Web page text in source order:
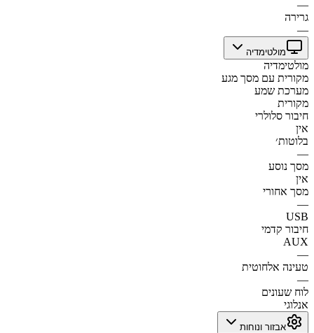
—
גרירה
—
מולטימדיה
מולטימדיה
מקורית עם מסך מגע
מערכת שמע
מקורית
חיבור סלולרי
אין
בלוטות׳
—
מסך נוסע
אין
מסך אחורי
—
USB
חיבור קדמי
AUX
—
טעינה אלחוטית
—
לוח שעונים
אנלוגי
אבזור ונוחות